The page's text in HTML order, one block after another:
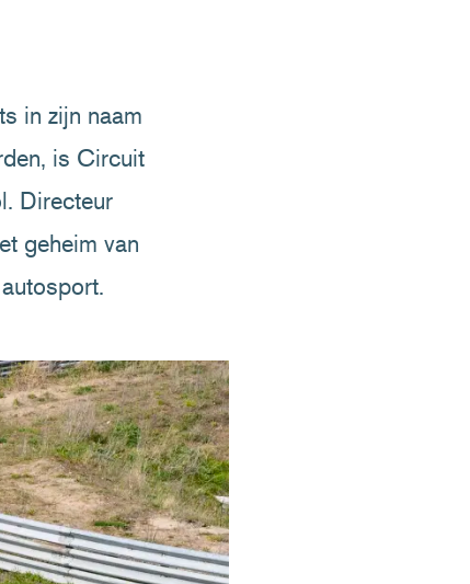
in zijn naam
is Circuit
Directeur
geheim van